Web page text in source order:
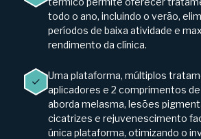
todo o ano, incluindo o verão,
períodos de baixa atividade e
rendimento da clínica.
Uma plataforma, múltiplos
aplicadores e 2 comprimentos
aborda melasma, lesões
cicatrizes e rejuvenescimento
única plataforma, otimizando o